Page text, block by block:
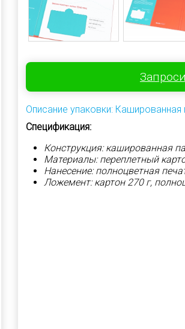
Описание упаковки: Кашированная
Спецификация:
Конструкция: кашированная
Материалы: переплетный
Нанесение: полноцветная
Ложемент: картон 270 г,